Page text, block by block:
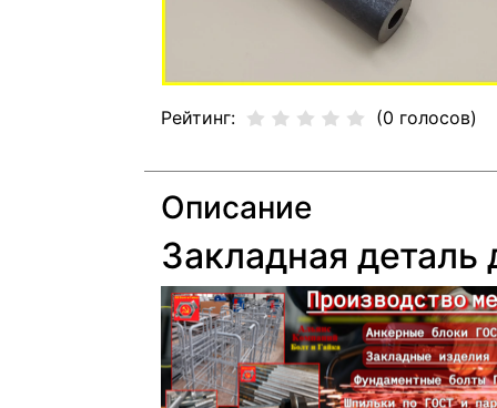
Рейтинг: (0 голосов)
Описание
Закладная